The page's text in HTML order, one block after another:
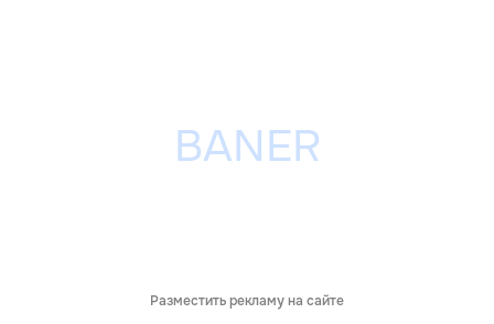
Разместить рекламу на сайте